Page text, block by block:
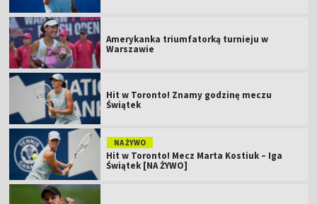
Amerykanka triumfatorką turnieju w
Warszawie
Hit w Toronto! Znamy godzinę meczu
Świątek
NA ŻYWO
Hit w Toronto! Mecz Marta Kostiuk – Iga
Świątek [NA ŻYWO]